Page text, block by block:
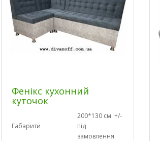
Фенікс кухонний
куточок
Габарити
200*130 см. +/-
під
замовлення